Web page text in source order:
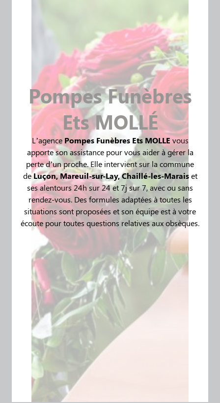
Pompes Funèbres
Ets MOLLÉ
L’agencePompes Funèbres Ets MOLLE vous
apporte son assistance pour vous aider à gérer la
perte d’un proche. Elle intervient sur la commune
deLuçon, Mareuil-sur-Lay, Chaillé-les-Maraiset
ses alentours 24h sur 24 et 7j sur 7, avec ou sans
rendez-vous. Des formules adaptées à toutes les
situations sont proposées et son équipe est à votre
écoute pour toutes questions relatives aux obsèques.